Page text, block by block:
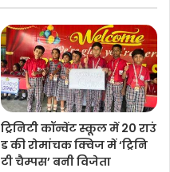
ट्रिनिटी कॉन्वेंट स्कूल में 20 राउं
ड की रोमांचक क्विज में ‘ट्रिनि
टी चैम्पस’ बनी विजेता